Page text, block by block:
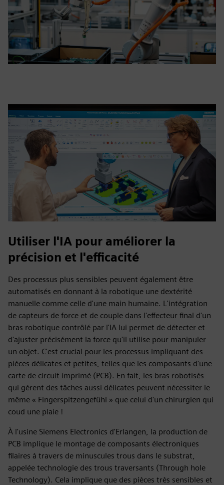
Utiliser l'IA pour améliorer la
précision et l'efficacité
Des processus plus sensibles peuvent également être
automatisés en donnant à la robotique une dextérité
manuelle comme celle d'une main humaine. L'intégration
de capteurs de force et de couple dans l'effecteur final d'un
bras robotique contrôlé par l'IA lui permet de détecter et
d'ajuster précisément la force qu'il utilise pour manipuler
un objet. C'est crucial pour les processus impliquant des
pièces délicates et petites, telles que les composants d'une
carte de circuit imprimé (PCB). En fait, les bras robotisés
qui gèrent des tâches aussi délicates peuvent nécessiter le
même « Fingerspitzengefühl » que celui d'un chirurgien qui
coud une plaie !
À l'usine Siemens Electronics d'Erlangen, la production de
PCB implique le montage de composants électroniques
filaires à travers de minuscules trous dans le substrat,
appelée technologie des trous traversants (Through hole
Technology). Cela implique que des pièces très sensibles et